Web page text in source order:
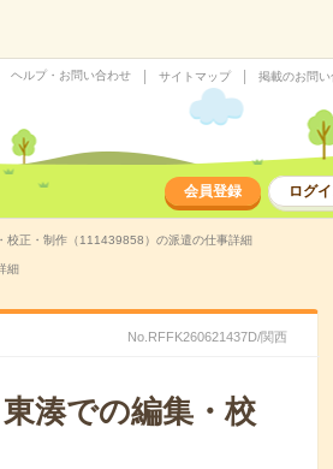
ヘルプ・お問い合わせ サイトマップ 掲載のお問い
会員登録 ログ
正・制作（111439858）の派遣の仕事詳細
細
No.RFFK260621437D/関西
湊での編集・校